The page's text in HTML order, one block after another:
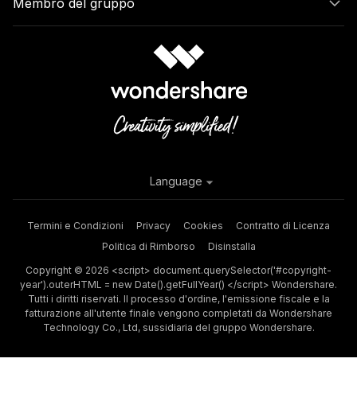
Termini e Condizioni Privacy Cookies
Contratto di Licenza
Politica di Rimborso
Disinstalla
Copyright © 2026 <script> document.querySelector('#copyright-
year').outerHTML = new Date().getFullYear() </script> Wondershare.
Tutti i diritti riservati. Il processo d'ordine, l'emissione fiscale e la
fatturazione all'utente finale vengono completati da Wondershare
Technology Co., Ltd, sussidiaria del gruppo Wondershare.
Language